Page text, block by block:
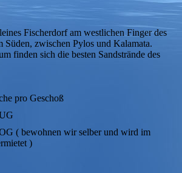
Fischerdorf am westlichen Finger des
Süden, zwischen Pylos und Kalamata.
finden sich die besten Sandstrände des
pro Geschoß
( bewohnen wir selber und wird im
)